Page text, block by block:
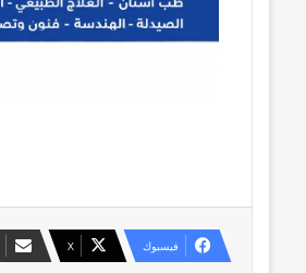
فيسبوك ‫X